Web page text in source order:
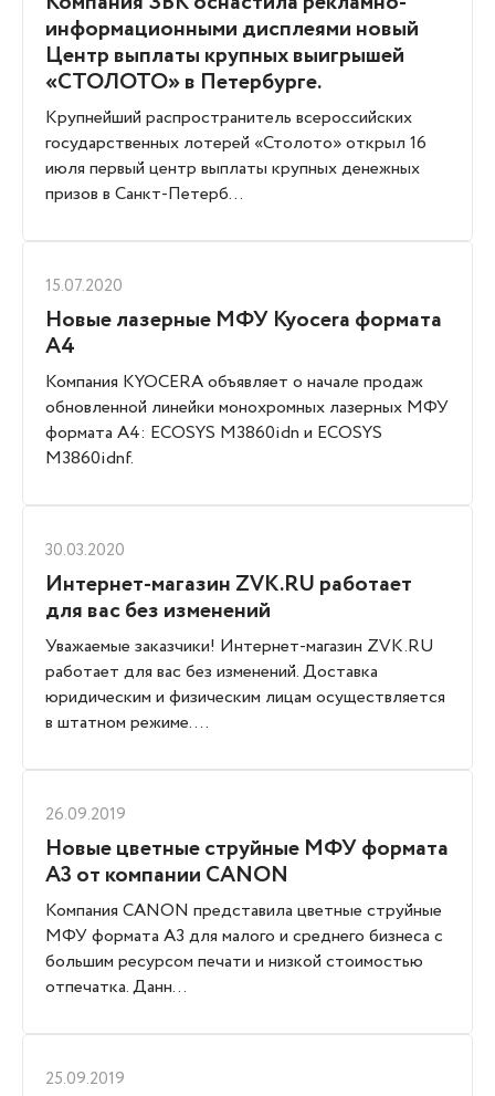
информационными дисплеями новый
Центр выплаты крупных выигрышей
«СТОЛОТО» в Петербурге.
Крупнейший распространитель всероссийских
государственных лотерей «Столото» открыл 16
июля первый центр выплаты крупных денежных
призов в Санкт-Петерб...
15.07.2020
Новые лазерные МФУ Kyocera формата
А4
Компания KYOCERA объявляет о начале продаж
обновленной линейки монохромных лазерных МФУ
формата А4: ECOSYS M3860idn и ECOSYS
M3860idnf.
30.03.2020
Интернет-магазин ZVK.RU работает
для вас без изменений
Уважаемые заказчики! Интернет-магазин ZVK.RU
работает для вас без изменений. Доставка
юридическим и физическим лицам осуществляется
в штатном режиме. ...
26.09.2019
Новые цветные струйные МФУ формата
А3 от компании CANON
Компания CANON представила цветные струйные
МФУ формата А3 для малого и среднего бизнеса с
большим ресурсом печати и низкой стоимостью
отпечатка. Данн...
25.09.2019